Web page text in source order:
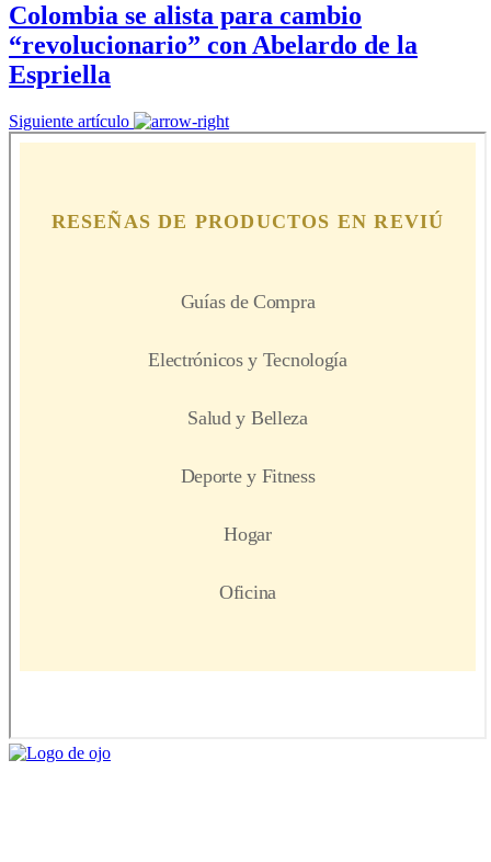
Colombia se alista para cambio
“revolucionario” con Abelardo de la
Espriella
Siguiente artículo